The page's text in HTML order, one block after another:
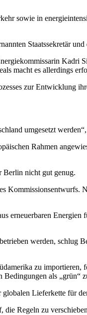
sowie in
Staatssekretär
Kadri
macht es allerdings
zur Entwicklung
umgesetzt
Rahmen
Berlin nicht gut genug.
Energien
werden,
zu
Bedingungen als „grün“
Lieferkette für
die Regeln zu